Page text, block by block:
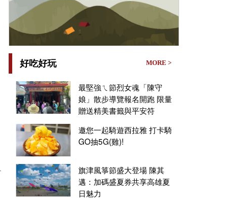
好吃好玩 MORE >
最堅強ㄟ節烈女魂「陳守
娘」散步導覽報名開跑 限量
贈送精美書籤與平安符
邀您一起騎遊西拉雅 打卡騎
GO抽5G(雞)!
旗津風箏節盛大登場 陳其
邁：加碼盛夏券共享高雄夏
日魅力